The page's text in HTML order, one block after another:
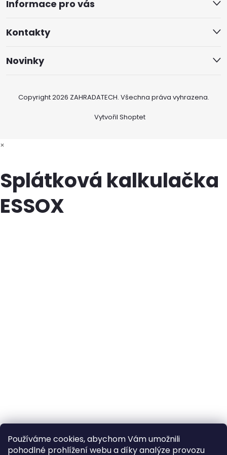
Používáme cookies, abychom Vám umožnili
pohodlné prohlížení webu a díky analýze provozu
Informace pro vás
Kontakty
Novinky
Vytvořil Shoptet
Copyright 2026 ZAHRADATECH. Všechna práva vyhrazena.
×
Splátková kalkulačka
ESSOX